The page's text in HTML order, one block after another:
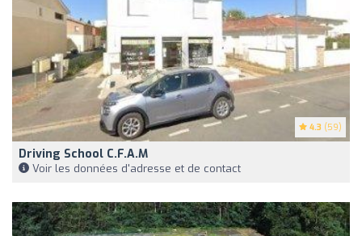
4.3 (59)
Driving School C.f.a.m
Voir les données d'adresse et de contact